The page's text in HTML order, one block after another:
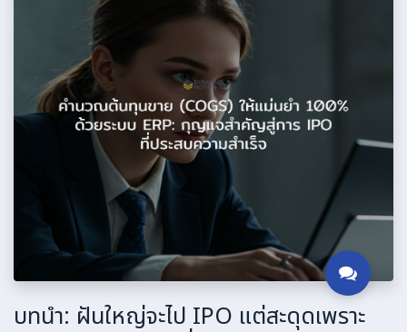
บทนำ: ฝันใหญ่จะไป IPO แต่สะดุดเพราะ